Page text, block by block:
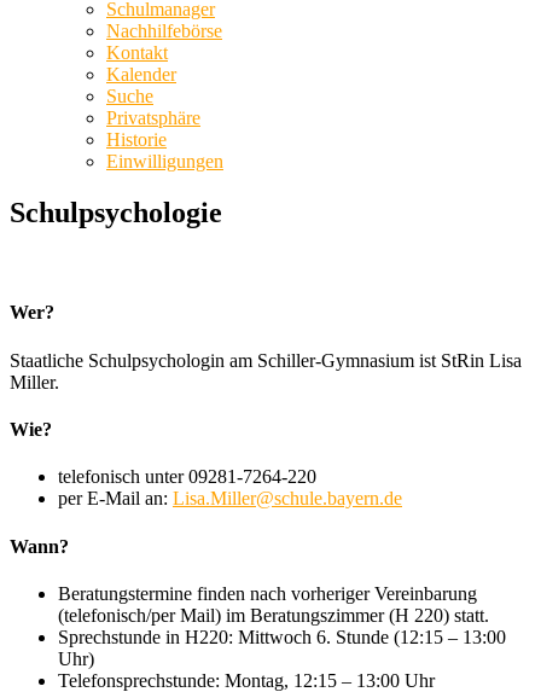
Schulmanager
Nachhilfebörse
Kontakt
Kalender
Suche
Privatsphäre
Historie
Einwilligungen
Schulpsychologie
Wer?
Staatliche Schulpsychologin am Schiller-Gymnasium ist StRin Lisa
Miller.
Wie?
telefonisch unter 09281-7264-220
per E-Mail an: Lisa.Miller@schule.bayern.de
Wann?
Beratungstermine finden nach vorheriger Vereinbarung
(telefonisch/per Mail) im Beratungszimmer (H 220) statt.
Sprechstunde in H220: Mittwoch 6. Stunde (12:15 – 13:00
Uhr)
Telefonsprechstunde: Montag, 12:15 – 13:00 Uhr